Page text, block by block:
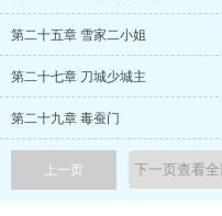
第二十五章 雪家二小姐
第二十七章 刀城少城主
第二十九章 毒蚕门
上一页